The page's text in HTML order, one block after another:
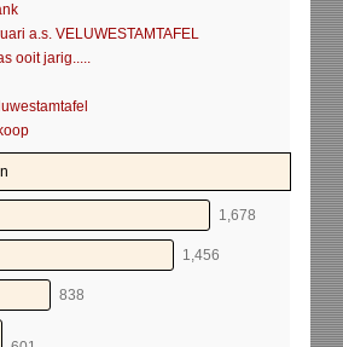
a.s. VELUWESTAMTAFEL
ooit jarig.....
1,678
1,456
838